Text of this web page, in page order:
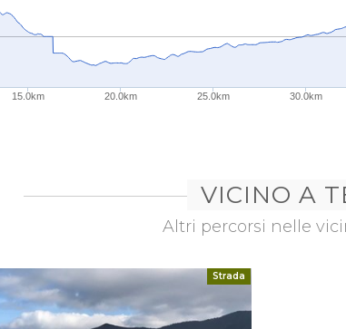
15.0km 20.0km 25.0km 30.0km
VICINO A
Altri percorsi nelle
Strada